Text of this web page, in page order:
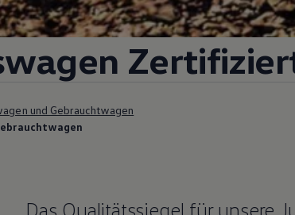
und Gebrauchtwagen
Das Qualitätssiegel für unsere